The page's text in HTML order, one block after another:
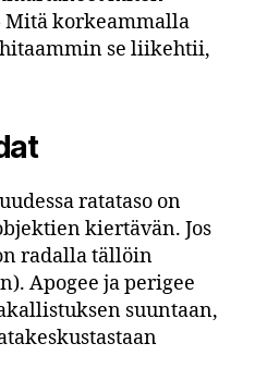
Mitä korkeammalla
se liikehtii,
ratataso on
kiertävän. Jos
radalla tällöin
Apogee ja perigee
suuntaan,